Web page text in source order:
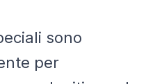
sono
per